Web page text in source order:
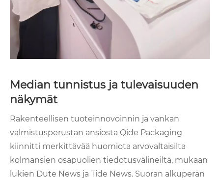
Median tunnistus ja tulevaisuuden
näkymät
Rakenteellisen tuoteinnovoinnin ja vankan
valmistusperustan ansiosta Qide Packaging
kiinnitti merkittävää huomiota arvovaltaisilta
kolmansien osapuolien tiedotusvälineiltä, ​​mukaan
lukien Dute News ja Tide News. Suoran alkuperän